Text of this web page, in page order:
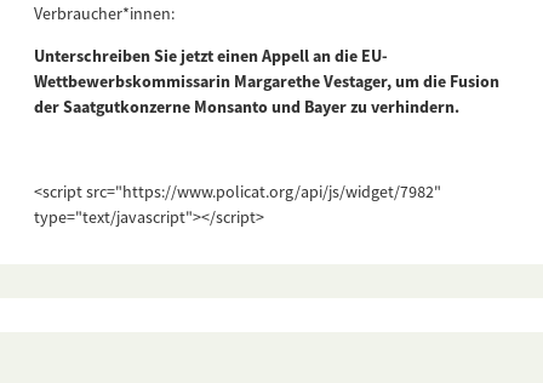
Verbraucher*innen:
Unterschreiben Sie jetzt einen Appell an die EU-
Wettbewerbskommissarin Margarethe Vestager, um die Fusion
der Saatgutkonzerne Monsanto und Bayer zu verhindern.
<script src="https://www.policat.org/api/js/widget/7982"
type="text/javascript"></script>